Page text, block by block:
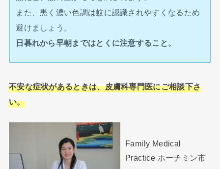
また、黒く濃い色調は蚊に認識されやすくなるため
避けましょう。
日暮れから早朝まではとくに注意すること。
不安な症状があるときは、皮膚科専門医にご相談下さ
い。
Family Medical
Practice ホーチミン市